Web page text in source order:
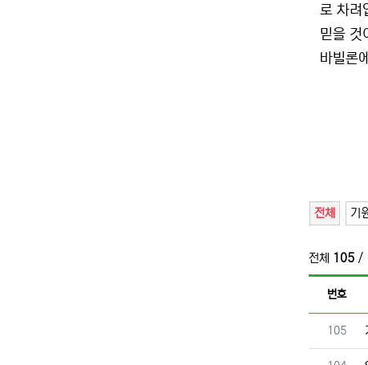
로 차려
믿을 것
바빌론
전체 기
전체 105 /
번호
번호
105